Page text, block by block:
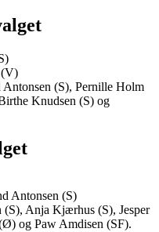
(V)
(S), Pernille Holm
Knudsen (S) og
Antonsen (S)
(S), Anja Kjærhus (S), Jesper
og Paw Amdisen (SF).